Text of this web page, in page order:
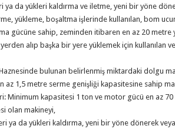
ya da yükleri kaldırma ve iletme, yeni bir yöne
yükleme, boşaltma işlerinde kullanılan, bom
gücüne sahip, zeminden itibaren en az 20 metre
alıp başka bir yere yüklemek için kullanılan
bulunan belirlenmiş miktardaki dolgu
az 1,5 metre serme genişliği kapasitesine sahip
Minimum kapasitesi 1 ton ve motor gücü en az
olan makineyi,
ya da yükleri kaldırma, yeni bir yöne dönerek